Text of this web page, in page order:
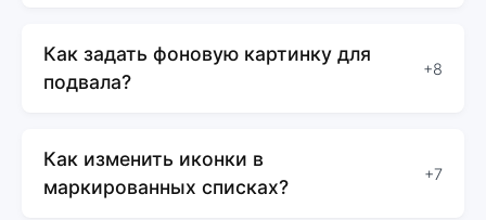
Как задать фоновую картинку для
подвала?
+8
Как изменить иконки в
маркированных списках?
+7